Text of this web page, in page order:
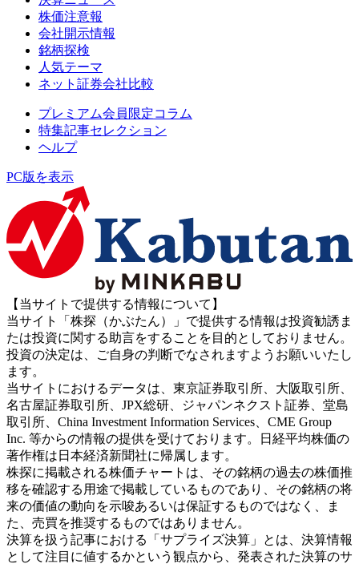
株価注意報
会社開示情報
銘柄探検
人気テーマ
ネット証券会社比較
プレミアム会員限定コラム
特集記事セレクション
ヘルプ
PC版を表示
【当サイトで提供する情報について】
当サイト「株探（かぶたん）」で提供する情報は投資勧誘ま
たは投資に関する助言をすることを目的としておりません。
投資の決定は、ご自身の判断でなされますようお願いいたし
ます。
当サイトにおけるデータは、東京証券取引所、大阪取引所、
名古屋証券取引所、JPX総研、ジャパンネクスト証券、堂島
取引所、China Investment Information Services、CME Group
Inc. 等からの情報の提供を受けております。日経平均株価の
著作権は日本経済新聞社に帰属します。
株探に掲載される株価チャートは、その銘柄の過去の株価推
移を確認する用途で掲載しているものであり、その銘柄の将
来の価値の動向を示唆あるいは保証するものではなく、ま
た、売買を推奨するものではありません。
決算を扱う記事における「サプライズ決算」とは、決算情報
として注目に値するかという観点から、発表された決算のサ